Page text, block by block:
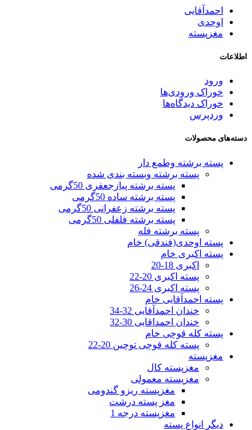
احمدآقایی
اوحدی
مغزپسته
اطلاعات
ورود
خوراک ورودی‌ها
خوراک دیدگاه‌ها
وردپرس
دسته‌های محصولات
پسته برشته وطمع دار
پسته برشته وبسته بندی شده
پسته برشته پیازجعفری 50گرمی
پسته برشته ساده 50گرمی
پسته برشته زعفرانی 50گرمی
پسته برشته فلفلی 50گرمی
پسته برشته فله
پسته اوحدی(فندقی) خام
پسته اکبری خام
اکبری 18-20
پسته اکبری 20-22
پسته اکبری 24-26
پسته احمدآقایی خام
خندان احمدآقایی 32-34
خندان احمداقایی 30-32
پسته کله قوچی خام
پسته کله قوچی توچین 20-22
مغزپسته
مغزپسته کال
مغزپسته معمولی
مغزپسته ریزو گندومی
مغز پسته درشت
مغزپسته درجه 1
دیگر انواع پسته